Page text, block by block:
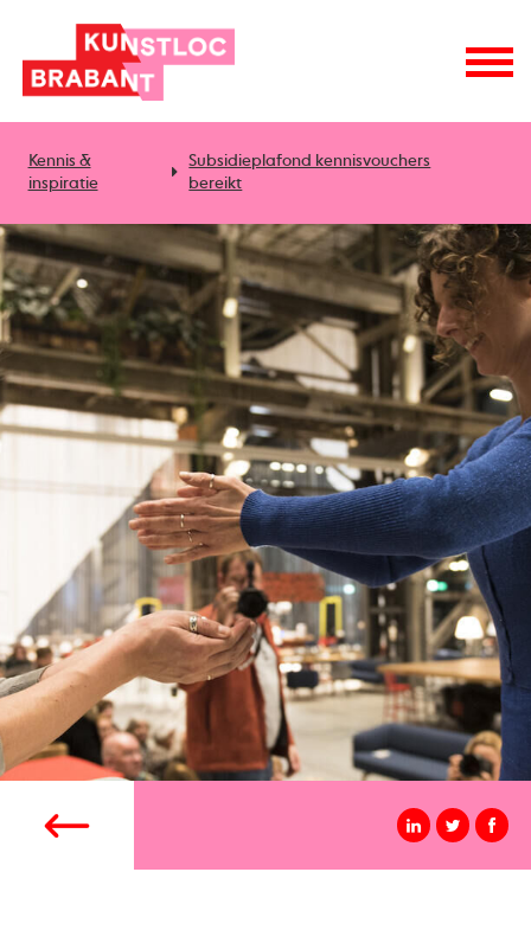
Kennis &
inspiratie
Subsidieplafond kennisvouchers
bereikt